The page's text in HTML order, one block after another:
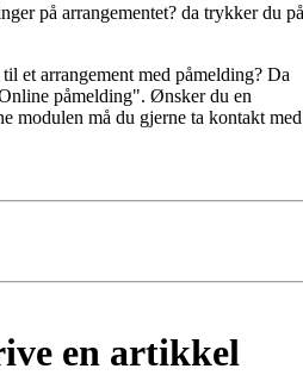
på arrangementet? da trykker du på
et arrangement med påmelding? Da
påmelding". Ønsker du en
modulen må du gjerne ta kontakt med
en artikkel